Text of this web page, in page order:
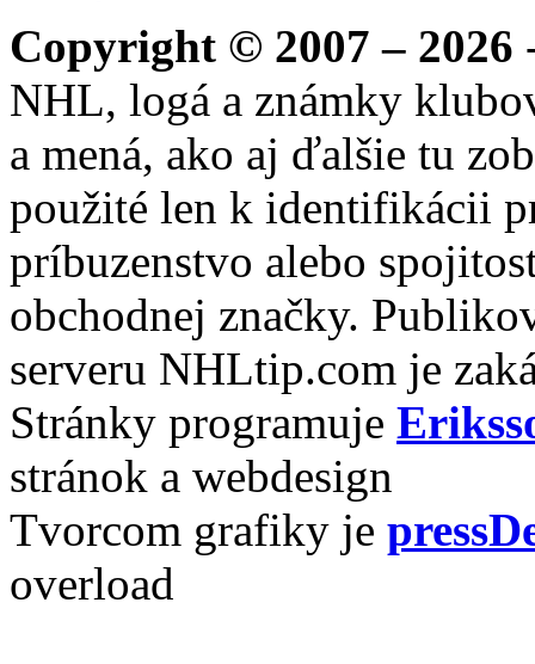
Copyright © 2007 – 2026
NHL, logá a známky
a mená, ako aj ďalšie tu
použité len k identifikácii
príbuzenstvo alebo
obchodnej značky.
serveru NHLtip.com je
Stránky programuje
stránok a webdesign
Tvorcom grafiky je
overload